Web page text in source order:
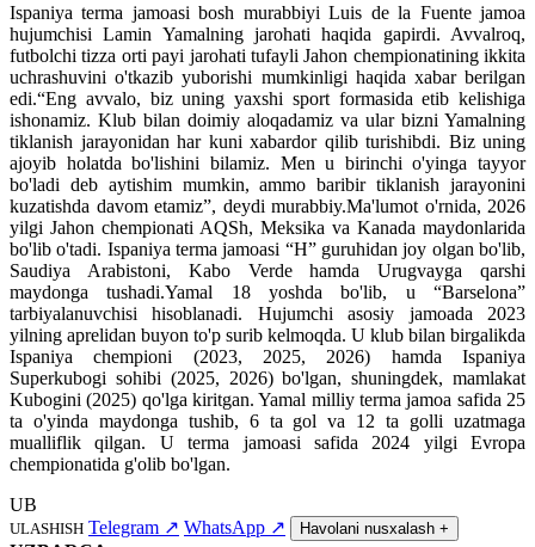
Ispaniya terma jamoasi bosh murabbiyi Luis de la Fuente jamoa
hujumchisi Lamin Yamalning jarohati haqida gapirdi. Avvalroq,
futbolchi tizza orti payi jarohati tufayli Jahon chempionatining ikkita
uchrashuvini o'tkazib yuborishi mumkinligi haqida xabar berilgan
edi.“Eng avvalo, biz uning yaxshi sport formasida etib kelishiga
ishonamiz. Klub bilan doimiy aloqadamiz va ular bizni Yamalning
tiklanish jarayonidan har kuni xabardor qilib turishibdi. Biz uning
ajoyib holatda bo'lishini bilamiz. Men u birinchi o'yinga tayyor
bo'ladi deb aytishim mumkin, ammo baribir tiklanish jarayonini
kuzatishda davom etamiz”, deydi murabbiy.Ma'lumot o'rnida, 2026
yilgi Jahon chempionati AQSh, Meksika va Kanada maydonlarida
bo'lib o'tadi. Ispaniya terma jamoasi “H” guruhidan joy olgan bo'lib,
Saudiya Arabistoni, Kabo Verde hamda Urugvayga qarshi
maydonga tushadi.Yamal 18 yoshda bo'lib, u “Barselona”
tarbiyalanuvchisi hisoblanadi. Hujumchi asosiy jamoada 2023
yilning aprelidan buyon to'p surib kelmoqda. U klub bilan birgalikda
Ispaniya chempioni (2023, 2025, 2026) hamda Ispaniya
Superkubogi sohibi (2025, 2026) bo'lgan, shuningdek, mamlakat
Kubogini (2025) qo'lga kiritgan. Yamal milliy terma jamoa safida 25
ta o'yinda maydonga tushib, 6 ta gol va 12 ta golli uzatmaga
mualliflik qilgan. U terma jamoasi safida 2024 yilgi Evropa
chempionatida g'olib bo'lgan.
UB
ULASHISH Telegram ↗ WhatsApp ↗ Havolani nusxalash +